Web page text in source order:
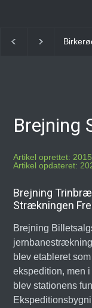
Brejning
Artikel oprettet:
Artikel opdateret:
Brejning
Strækningen
Brejning
blev etableret
ekspedition, men
blev stationens